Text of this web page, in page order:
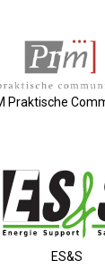
Van
(!!)
Meet &
Date(s)
Praktische
ES&S